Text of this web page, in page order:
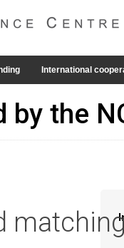
International
by the